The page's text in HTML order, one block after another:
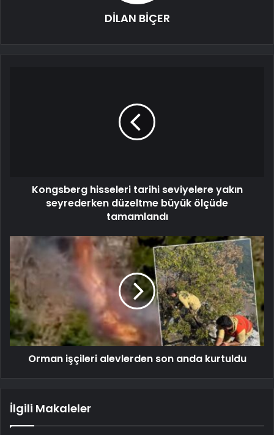
DİLAN BİÇER
Kongsberg hisseleri tarihi seviyelere yakın
seyrederken düzeltme büyük ölçüde
tamamlandı
Orman işçileri alevlerden son anda kurtuldu
İlgili Makaleler